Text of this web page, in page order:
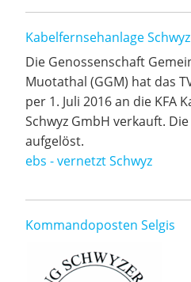
Kabelfernsehanlage Schwyz
Die Genossenschaft
Muotathal (GGM) hat das
per 1. Juli 2016 an die KFA
Schwyz GmbH verkauft.
aufgelöst.
ebs - vernetzt Schwyz
Kommandoposten Selgis